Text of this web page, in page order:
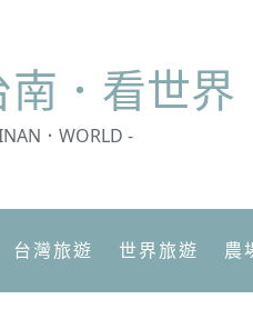
．看世界
．WORLD -
台灣旅遊 世界旅遊 農